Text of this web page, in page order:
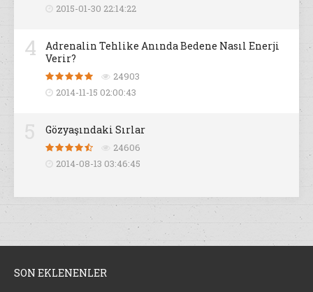
2015-01-30 22:14:22
4
Adrenalin Tehlike Anında Bedene Nasıl Enerji
Verir?
24903
2014-11-15 02:00:43
Gözyaşındaki Sırlar
24606
2014-08-13 03:46:45
SON EKLENENLER